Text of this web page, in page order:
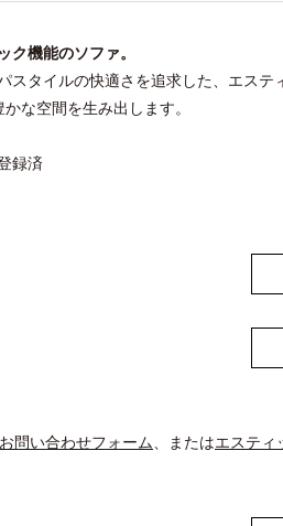
ク機能のソファ。
スタイルの快適さを追求した、エス
な空間を生み出します。
録済
お問い合わせフォーム 、またはエスティ